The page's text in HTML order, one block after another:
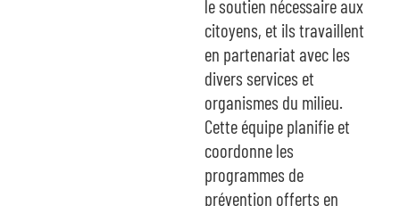
le soutien nécessaire aux
citoyens, et ils travaillent
en partenariat avec les
divers services et
organismes du milieu.
Cette équipe planifie et
coordonne les
programmes de
prévention offerts en